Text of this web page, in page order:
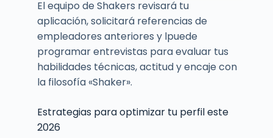
El equipo de Shakers revisará tu
aplicación, solicitará referencias de
empleadores anteriores y lpuede
programar entrevistas para evaluar tus
habilidades técnicas, actitud y encaje con
la filosofía «Shaker».
Estrategias para optimizar tu perfil este
2026